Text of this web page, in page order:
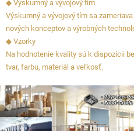
◆ Výskumný a vývojový tím
Výskumný a vývojový tím sa
nových konceptov a výrobných
◆ Vzorky
Na hodnotenie kvality sú k dispozícii
tvar, farbu, materiál a veľkosť.